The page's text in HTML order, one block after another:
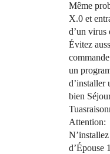
Même
X.0 et
d’un virus
Évitez
un
d’installer
bien
Attention:
d’Épouse